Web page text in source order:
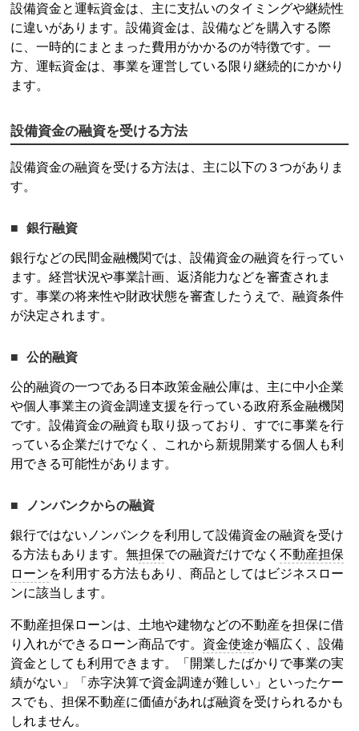
設備資金と運転資金は、主に支払いのタイミングや継続性
に違いがあります。設備資金は、設備などを購入する際
に、一時的にまとまった費用がかかるのが特徴です。一
方、運転資金は、事業を運営している限り継続的にかかり
ます。
設備資金の融資を受ける方法
設備資金の融資を受ける方法は、主に以下の３つがありま
す。
銀行融資
銀行などの民間金融機関では、設備資金の融資を行ってい
ます。経営状況や事業計画、返済能力などを審査されま
す。事業の将来性や財政状態を審査したうえで、融資条件
が決定されます。
公的融資
公的融資の一つである日本政策金融公庫は、主に中小企業
や個人事業主の資金調達支援を行っている政府系金融機関
です。設備資金の融資も取り扱っており、すでに事業を行
っている企業だけでなく、これから新規開業する個人も利
用できる可能性があります。
ノンバンクからの融資
銀行ではないノンバンクを利用して設備資金の融資を受け
る方法もあります。無担保での融資だけでなく不動産担保
ローンを利用する方法もあり、商品としてはビジネスロー
ンに該当します。
不動産担保 ローンは、土地や建物などの不動産を担保に借
り入れができるローン商品です。 資金使途が幅広く、設備
資金としても利用できます。「開業したばかりで事業の実
績がない」「赤字決算で資金調達が難しい」といったケー
スでも、担保不動産に価値があれば融資を受けられるかも
しれません。